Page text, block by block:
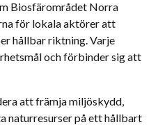
Biosfärområdet Norra
för lokala aktörer att
hållbar riktning. Varje
och förbinder sig att
att främja miljöskydd,
naturresurser på ett hållbart